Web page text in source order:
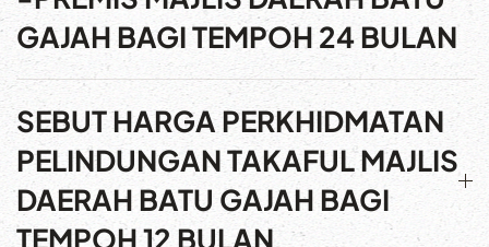
GAJAH BAGI TEMPOH 24 BULAN
SEBUT HARGA PERKHIDMATAN
PELINDUNGAN TAKAFUL MAJLIS
DAERAH BATU GAJAH BAGI
TEMPOH 12 BULAN